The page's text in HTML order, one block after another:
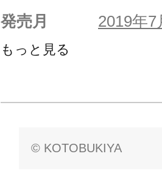
発売月
2019年7
もっと見る
© KOTOBUKIYA